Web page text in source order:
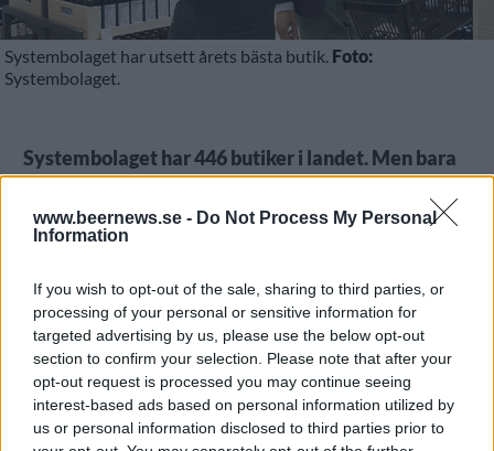
www.beernews.se - Do Not Process My Personal
Information
If you wish to opt-out of the sale, sharing to third parties, or
processing of your personal or sensitive information for
targeted advertising by us, please use the below opt-out
section to confirm your selection. Please note that after your
opt-out request is processed you may continue seeing
interest-based ads based on personal information utilized by
us or personal information disclosed to third parties prior to
Systembolaget har utsett årets bästa butik. Foto:
Systembolaget.
Systembolaget har 446 butiker i landet. Men bara
Det är butiken i Botkyrka som den här gången